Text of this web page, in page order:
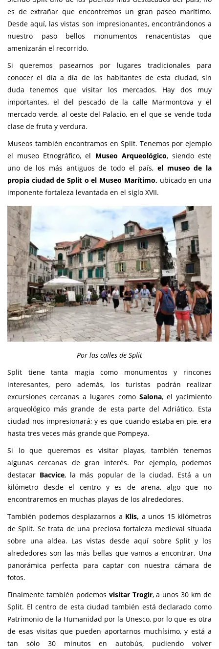
es de extrañar que encontremos un gran paseo marítimo.
Desde aquí, las vistas son impresionantes, encontrándonos a
nuestro paso bellos monumentos renacentistas que
amenizarán el recorrido.
Si queremos pasearnos por lugares tradicionales para
conocer el día a día de los habitantes de esta ciudad, sin
duda tenemos que visitar los mercados. Hay dos muy
importantes, el del pescado de la calle Marmontova y el
mercado verde, al oeste del Palacio, en el que se vende toda
clase de fruta y verdura.
Museos también encontramos en Split. Tenemos por ejemplo
el museo Etnográfico, el Museo Arqueológico, siendo este
uno de los más antiguos de todo el país, el museo de la
propia ciudad de Split o el Museo Marítimo, ubicado en una
imponente fortaleza levantada en el siglo XVII.
Por las calles de Split
Split tiene tanta magia como monumentos y rincones
interesantes, pero además, los turistas podrán realizar
excursiones cercanas a lugares como Salona, el yacimiento
arqueológico más grande de esta parte del Adriático. Esta
ciudad nos impresionará; y es que cuando estaba en pie, era
hasta tres veces más grande que Pompeya.
Si lo que queremos es visitar playas, también tenemos
algunas cercanas de gran interés. Por ejemplo, podemos
destacar Bacvice, la más popular de la ciudad. Está a un
kilómetro desde el centro y es de arena, algo que no
encontraremos en muchas playas de los alrededores.
También podemos desplazarnos a Klis, a unos 15 kilómetros
de Split. Se trata de una preciosa fortaleza medieval situada
sobre una aldea. Las vistas desde aquí sobre Split y los
alrededores son las más bellas que vamos a encontrar. Una
panorámica perfecta para captar con nuestra cámara de
fotos.
Finalmente también podemos visitar Trogir, a unos 30 km de
Split. El centro de esta ciudad también está declarado como
Patrimonio de la Humanidad por la Unesco, por lo que es otra
de esas visitas que pueden aportarnos muchísimo, y está a
tan sólo 30 minutos en autobús, pudiendo volver